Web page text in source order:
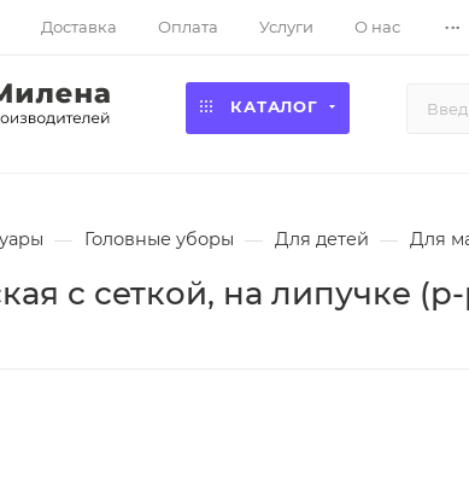
Доставка Оплата Услуги О нас ...
КАТАЛОГ
— Головные уборы — Для детей — Для
с сеткой, на липучке